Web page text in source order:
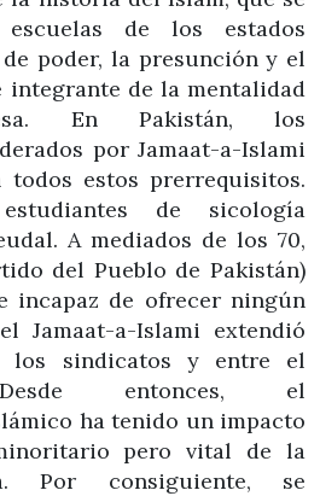
de los estados
poder, la presunción y el
de la mentalidad
En Pakistán, los
por Jamaat-a-Islami
estos prerrequisitos.
de sicología
A mediados de los 70,
del Pueblo de Pakistán)
incapaz de ofrecer ningún
Jamaat-a-Islami extendió
los sindicatos y entre el
Desde entonces, el
ha tenido un impacto
pero vital de la
Por consiguiente, se